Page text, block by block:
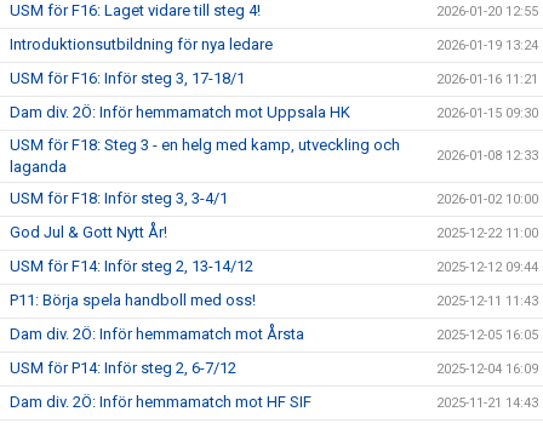
USM för F16: Laget vidare till steg 4! 2026-01-20 12:55
Introduktionsutbildning för nya ledare 2026-01-19 13:24
USM för F16: Inför steg 3, 17-18/1 2026-01-16 11:21
Dam div. 2Ö: Inför hemmamatch mot Uppsala HK 2026-01-15 09:30
USM för F18: Steg 3 - en helg med kamp, utveckling och
laganda
2026-01-08 12:33
USM för F18: Inför steg 3, 3-4/1 2026-01-02 10:00
God Jul & Gott Nytt År! 2025-12-22 11:00
USM för F14: Inför steg 2, 13-14/12 2025-12-12 09:44
P11: Börja spela handboll med oss! 2025-12-11 11:43
Dam div. 2Ö: Inför hemmamatch mot Årsta 2025-12-05 16:05
USM för P14: Inför steg 2, 6-7/12 2025-12-04 16:09
Dam div. 2Ö: Inför hemmamatch mot HF SIF 2025-11-21 14:43